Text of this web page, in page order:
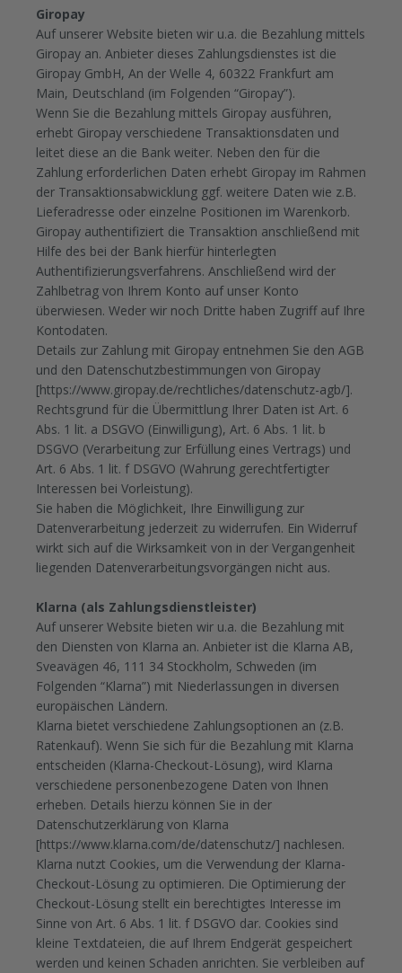
Giropay
Auf unserer Website bieten wir u.a. die Bezahlung mittels
Giropay an. Anbieter dieses Zahlungsdienstes ist die
Giropay GmbH, An der Welle 4, 60322 Frankfurt am
Main, Deutschland (im Folgenden “Giropay”).
Wenn Sie die Bezahlung mittels Giropay ausführen,
erhebt Giropay verschiedene Transaktionsdaten und
leitet diese an die Bank weiter. Neben den für die
Zahlung erforderlichen Daten erhebt Giropay im Rahmen
der Transaktionsabwicklung ggf. weitere Daten wie z.B.
Lieferadresse oder einzelne Positionen im Warenkorb.
Giropay authentifiziert die Transaktion anschließend mit
Hilfe des bei der Bank hierfür hinterlegten
Authentifizierungsverfahrens. Anschließend wird der
Zahlbetrag von Ihrem Konto auf unser Konto
überwiesen. Weder wir noch Dritte haben Zugriff auf Ihre
Kontodaten.
Details zur Zahlung mit Giropay entnehmen Sie den AGB
und den Datenschutzbestimmungen von Giropay
[https://www.giropay.de/rechtliches/datenschutz-agb/].
Rechtsgrund für die Übermittlung Ihrer Daten ist Art. 6
Abs. 1 lit. a DSGVO (Einwilligung), Art. 6 Abs. 1 lit. b
DSGVO (Verarbeitung zur Erfüllung eines Vertrags) und
Art. 6 Abs. 1 lit. f DSGVO (Wahrung gerechtfertigter
Interessen bei Vorleistung).
Sie haben die Möglichkeit, Ihre Einwilligung zur
Datenverarbeitung jederzeit zu widerrufen. Ein Widerruf
wirkt sich auf die Wirksamkeit von in der Vergangenheit
liegenden Datenverarbeitungsvorgängen nicht aus.
Klarna (als Zahlungsdienstleister)
Auf unserer Website bieten wir u.a. die Bezahlung mit
den Diensten von Klarna an. Anbieter ist die Klarna AB,
Sveavägen 46, 111 34 Stockholm, Schweden (im
Folgenden “Klarna”) mit Niederlassungen in diversen
europäischen Ländern.
Klarna bietet verschiedene Zahlungsoptionen an (z.B.
Ratenkauf). Wenn Sie sich für die Bezahlung mit Klarna
entscheiden (Klarna-Checkout-Lösung), wird Klarna
verschiedene personenbezogene Daten von Ihnen
erheben. Details hierzu können Sie in der
Datenschutzerklärung von Klarna
[https://www.klarna.com/de/datenschutz/] nachlesen.
Klarna nutzt Cookies, um die Verwendung der Klarna-
Checkout-Lösung zu optimieren. Die Optimierung der
Checkout-Lösung stellt ein berechtigtes Interesse im
Sinne von Art. 6 Abs. 1 lit. f DSGVO dar. Cookies sind
kleine Textdateien, die auf Ihrem Endgerät gespeichert
werden und keinen Schaden anrichten. Sie verbleiben auf